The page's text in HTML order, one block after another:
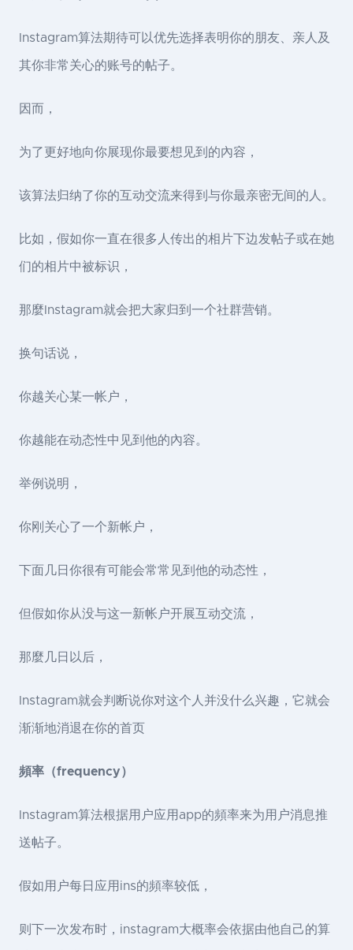
Instagram算法期待可以优先选择表明你的朋友、亲人及
其你非常关心的账号的帖子。
因而，
为了更好地向你展现你最要想见到的內容，
该算法归纳了你的互动交流来得到与你最亲密无间的人。
比如，假如你一直在很多人传出的相片下边发帖子或在她
们的相片中被标识，
那麼Instagram就会把大家归到一个社群营销。
换句话说，
你越关心某一帐户，
你越能在动态性中见到他的內容。
举例说明，
你刚关心了一个新帐户，
下面几日你很有可能会常常见到他的动态性，
但假如你从没与这一新帐户开展互动交流，
那麼几日以后，
Instagram就会判断说你对这个人并没什么兴趣，它就会
渐渐地消退在你的首页
頻率（frequency）
Instagram算法根据用户应用app的頻率来为用户消息推
送帖子。
假如用户每日应用ins的頻率较低，
则下一次发布时，instagram大概率会依据由他自己的算